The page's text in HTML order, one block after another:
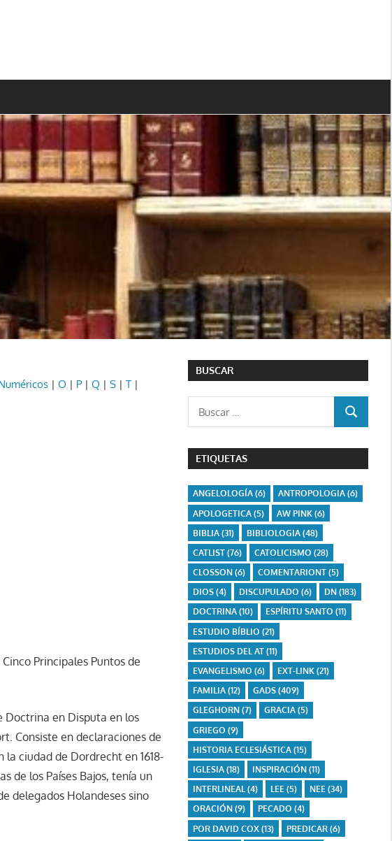
|O | P|Q |S |T |
Principales Puntos de
Doctrina en Disputa en los
Consiste en declaraciones de
ciudad de Dordrecht en 1618-
de los Países Bajos, tenía un
delegados Holandeses sino
BUSCAR
BUSCAR
ETIQUETAS
ANGELOLOGÍA(6) ANTROPOLOGIA(6)
APOLOGETICA(5) AW PINK(6)
BIBLIA(31) BIBLIOLOGIA(48)
CATLIST(76) CATOLICISMO (28)
CLOSSON(6) COMENTARIONT(5)
DIOS(4) DISCUPULADO (6) DN(183)
DOCTRINA(10) ESPÍRITU SANTO (11)
ESTUDIO BÍBLIO (21)
ESTUDIOS DEL AT(11)
EVANGELISMO (6) EXT-LINK(21)
FAMILIA(12) GADS(409)
GLEGHORN(7) GRACIA(5)
GRIEGO (9)
HISTORIA ECLESIÁSTICA(15)
IGLESIA(18) INSPIRACIÓN(11)
INTERLINEAL(4) LEE(5) NEE(34)
ORACIÓN(9) PECADO (4)
POR DAVID COX(13) PREDICAR(6)